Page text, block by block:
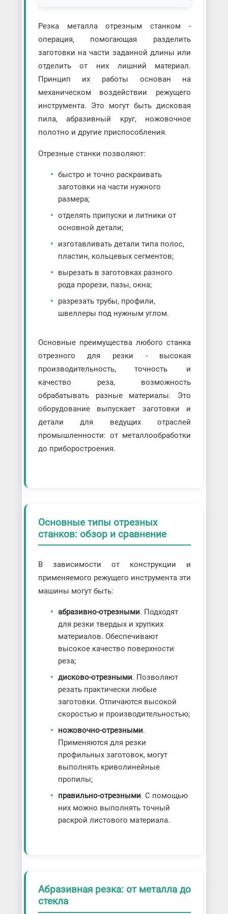
Резка металла отрезным станком -
операция, помогающая разделить
заготовки на части заданной длины или
отделить от них лишний материал.
Принцип их работы основан на
механическом воздействии режущего
инструмента. Это могут быть дисковая
пила, абразивный круг, ножовочное
полотно и другие приспособления.
Отрезные станки позволяют:
быстро и точно раскраивать
заготовки на части нужного
размера;
отделять припуски и литники от
основной детали;
изготавливать детали типа полос,
пластин, кольцевых сегментов;
вырезать в заготовках разного
рода прорези, пазы, окна;
разрезать трубы, профили,
швеллеры под нужным углом.
Основные преимущества любого станка
отрезного для резки - высокая
производительность, точность и
качество реза, возможность
обрабатывать разные материалы. Это
оборудование выпускает заготовки и
детали для ведущих отраслей
промышленности: от металлообработки
до приборостроения.
Основные типы отрезных
станков: обзор и сравнение
В зависимости от конструкции и
применяемого режущего инструмента эти
машины могут быть:
абразивно-отрезными. Подходят
для резки твердых и хрупких
материалов. Обеспечивают
высокое качество поверхности
реза;
дисково-отрезными. Позволяют
резать практически любые
заготовки. Отличаются высокой
скоростью и производительностью;
ножовочно-отрезными.
Применяются для резки
профильных заготовок, могут
выполнять криволинейные
пропилы;
правильно-отрезными. С помощью
них можно выполнять точный
раскрой листового материала.
Абразивная резка: от металла до
стекла